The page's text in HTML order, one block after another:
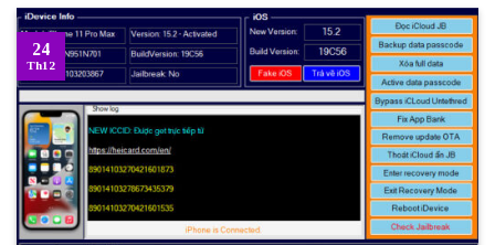
24
Th12